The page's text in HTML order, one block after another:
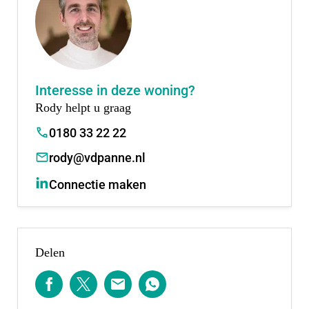
zijn er volop sportmogelijkheden met diverse
verenigingen, waaronder een voetbalclub,
tennisclub, hockeyclub en meerdere sportscholen.
Het historische hart van Nieuwerkerk, het Oude
Dorp, is op loopafstand en heeft een sfeervolle
uitstraling met een gevarieerd aanbod aan winkels
en horecagelegenheden.
Gouda, Capelle aan den IJssel en verder.
Interesse in deze woning?
Rody helpt u graag
0180 33 22 22
rody@vdpanne.nl
Connectie maken
Delen